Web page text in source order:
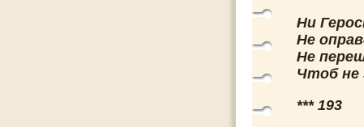
Ни
Не
Не
Чтоб не
*** 193